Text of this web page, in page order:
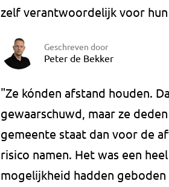
zelf verantwoordelijk voor
Geschreven door
Peter de Bekker
"Ze kónden afstand houden.
gewaarschuwd, maar ze
gemeente staat dan voor de
risico namen. Het was een
mogelijkheid hadden